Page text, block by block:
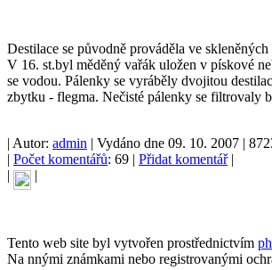
Destilace se původně prováděla ve
V 16. st.byl měděný vařák uložen v pískové
se vodou. Pálenky se vyráběly dvojitou
zbytku - flegma. Nečisté pálenky se filtrovaly
| Autor: admin | Vydáno dne 09. 10. 2007 |
| Počet komentářů: 69 | Přidat komentář|
|
|
Tento web site byl vytvořen prostřednictvím
Na nnými známkami nebo registrovanými